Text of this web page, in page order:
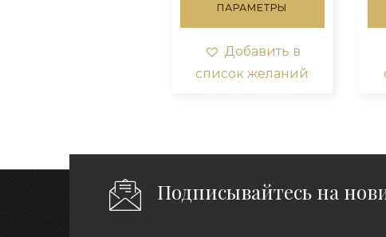
₽270.00.
ПАРАМЕТРЫ
несколько
Добавить в
список желаний
Подписывайтесь на